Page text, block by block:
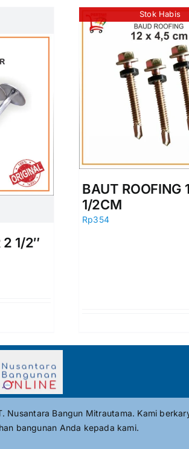
2 1/2″
Stok Habis
BAUT ROOFING
1/2CM
Rp354
Nusantara Bangun Mitrautama. Kami
bangunan Anda kepada kami.